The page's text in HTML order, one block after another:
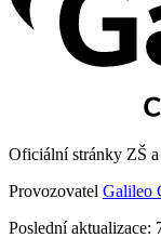
Oficiální stránky ZŠ
Provozovatel Galileo
Poslední aktualizace: